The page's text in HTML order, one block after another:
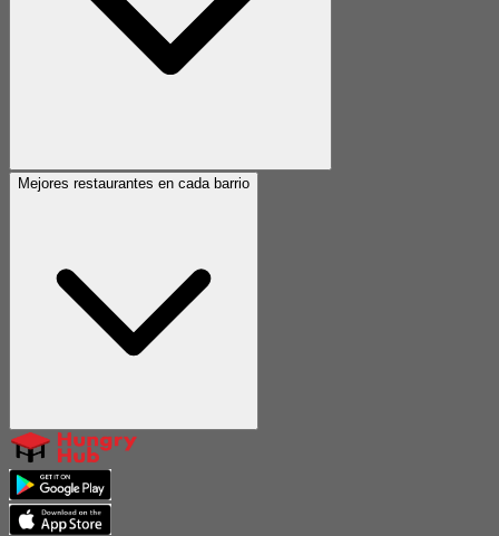
Mejores restaurantes en cada barrio